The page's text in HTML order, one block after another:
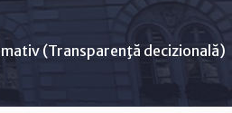
(Transparenţă decizională)